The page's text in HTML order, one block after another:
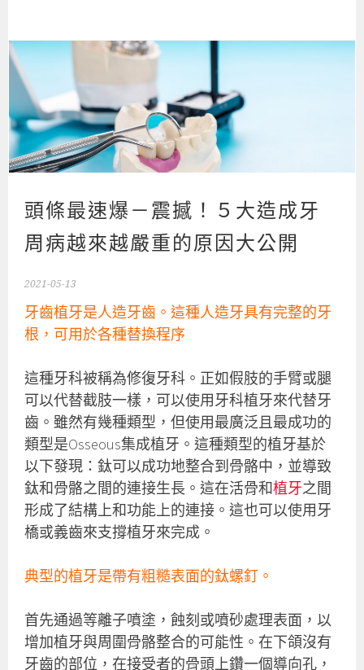
頭條最速爆－震撼！５大造成牙
周病越來越嚴重的原因大公開
2021-05-13
牙齒植牙是人造牙齒。這種人造牙具有完整的牙
根，可用於各種替換程序
這種牙科被稱為修復牙科。正如假肢的手臂或腿
可以代替截肢一樣，可以使用牙科植牙來代替牙
齒。雖然有幾種類型，但使用最廣泛且最成功的
類型是Osseous集成植牙。這種類型的植牙基於
以下發現：鈦可以成功地整合到骨骼中，並導致
鈦和骨骼之間的連接生長。這在活骨和植牙之間
形成了結構上和功能上的連接。這也可以使用牙
橋或義齒來支撐植牙來完成。
典型的植牙是帶有粗糙表面的鈦螺釘。
首先通過等離子噴塗，蝕刻或噴砂處理表面，以
增加植牙與周圍骨骼整合的可能性。在下頜沒有
牙齒的部位，在接受者的骨頭上鑽一個導向孔，